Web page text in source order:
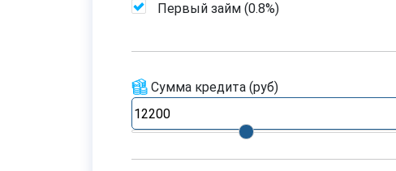
Первый займ (0.8%)
Сумма кредита (руб)